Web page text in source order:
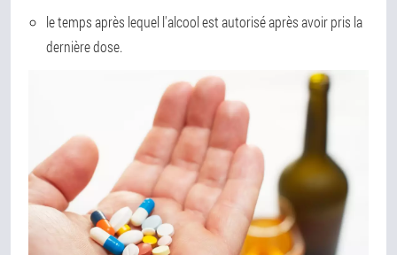
le temps après lequel l'alcool est autorisé après avoir pris la
dernière dose.